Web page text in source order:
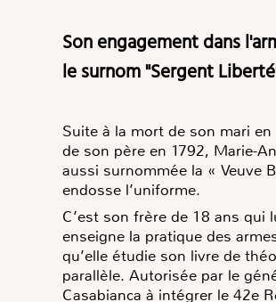
Son engagement dans l'armée et
le surnom "Sergent
Suite à la mort de son mari en
de son père en 1792, Marie-
aussi surnommée la « Veuve
endosse l’uniforme.
C’est son frère de 18 ans qui
enseigne la pratique des
qu’elle étudie son livre de
parallèle. Autorisée par le
Casabianca à intégrer le 42e